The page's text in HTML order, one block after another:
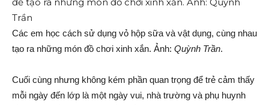
Các em học cách sử dụng vỏ hộp sữa và vật dụng, cùng nhau
tạo ra những món đồ chơi xinh xắn. Ảnh: Quỳnh Trần.
Cuối cùng nhưng không kém phần quan trọng để trẻ cảm thấy
mỗi ngày đến lớp là một ngày vui, nhà trường và phụ huynh